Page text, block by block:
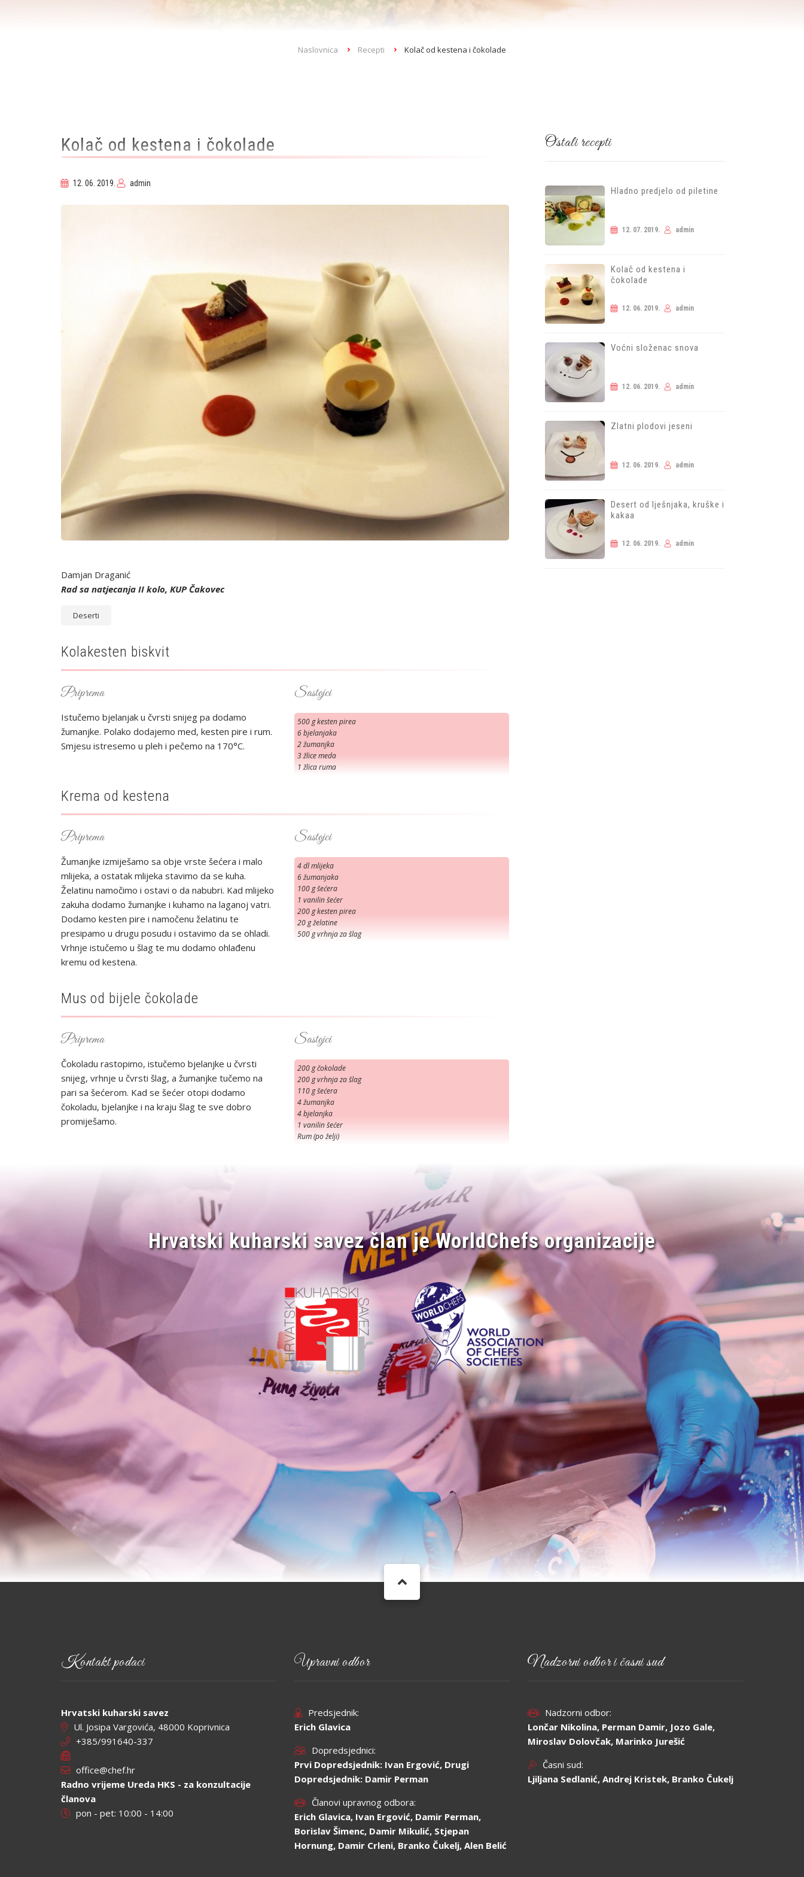
Naslovnica Recepti Kolač od kestena i čokolade
Kolač od kestena i čokolade
12. 06. 2019. admin
Damjan Draganić
Rad sa natjecanja II kolo, KUP Čakovec
Deserti
Kolakesten biskvit
Priprema
Istučemo bjelanjak u čvrsti snijeg pa dodamo
žumanjke. Polako dodajemo med, kesten pire i rum.
Smjesu istresemo u pleh i pečemo na 170°C.
Sastojci
500 g kesten pirea
6 bjelanjaka
2 žumanjka
3 žlice meda
1 žlica ruma
Krema od kestena
Priprema
Žumanjke izmiješamo sa obje vrste šećera i malo
mlijeka, a ostatak mlijeka stavimo da se kuha.
Želatinu namočimo i ostavi o da nabubri. Kad mlijeko
zakuha dodamo žumanjke i kuhamo na laganoj vatri.
Dodamo kesten pire i namočenu želatinu te
presipamo u drugu posudu i ostavimo da se ohladi.
Vrhnje istučemo u šlag te mu dodamo ohlađenu
kremu od kestena.
Sastojci
4 dl mlijeka
6 žumanjaka
100 g šećera
1 vanilin šećer
200 g kesten pirea
20 g želatine
500 g vrhnja za šlag
Mus od bijele čokolade
Priprema
Čokoladu rastopimo, istučemo bjelanjke u čvrsti
snijeg, vrhnje u čvrsti šlag, a žumanjke tučemo na
pari sa šećerom. Kad se šećer otopi dodamo
čokoladu, bjelanjke i na kraju šlag te sve dobro
promiješamo.
Sastojci
200 g čokolade
200 g vrhnja za šlag
110 g šećera
4 žumanjka
4 bjelanjka
1 vanilin šećer
Rum (po želji)
Ostali recepti
Hladno predjelo od piletine
12. 07. 2019. admin
Kolač od kestena i
čokolade
12. 06. 2019. admin
Voćni složenac snova
12. 06. 2019. admin
Zlatni plodovi jeseni
12. 06. 2019. admin
Desert od lješnjaka, kruške i
kakaa
12. 06. 2019. admin
Hrvatski kuharski savez član je WorldChefs organizacije
Kontakt podaci
Hrvatski kuharski savez
Ul. Josipa Vargovića, 48000 Koprivnica
+385/991640-337
office@chef.hr
Radno vrijeme Ureda HKS - za konzultacije
članova
pon - pet: 10:00 - 14:00
Upravni odbor
Predsjednik:
Erich Glavica
Dopredsjednici:
Prvi Dopredsjednik: Ivan Ergović, Drugi
Dopredsjednik: Damir Perman
Članovi upravnog odbora:
Erich Glavica, Ivan Ergović, Damir Perman,
Borislav Šimenc, Damir Mikulić, Stjepan
Hornung, Damir Crleni, Branko Čukelj, Alen Belić
Nadzorni odbor i časni sud
Nadzorni odbor:
Lončar Nikolina, Perman Damir, Jozo Gale,
Miroslav Dolovčak, Marinko Jurešić
Časni sud:
Ljiljana Sedlanić, Andrej Kristek, Branko Čukelj